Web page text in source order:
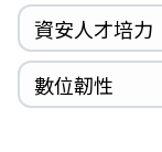
資安人才培力
巡迴研討會
CCOE資安實
資安人才培訓
資安系列競賽
數位韌性